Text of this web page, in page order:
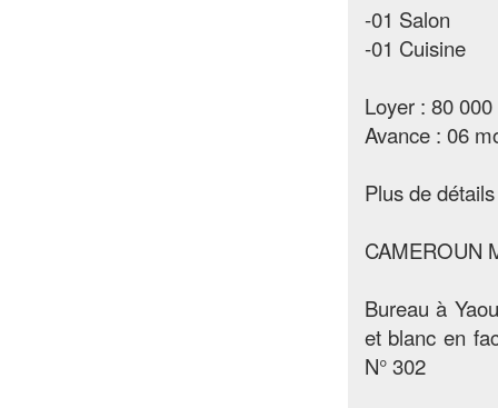
-01 Salon
-01 Cuisine
Loyer : 80
Avance : 06
Plus de
CAMEROUN
Bureau à
et blanc en
N° 302